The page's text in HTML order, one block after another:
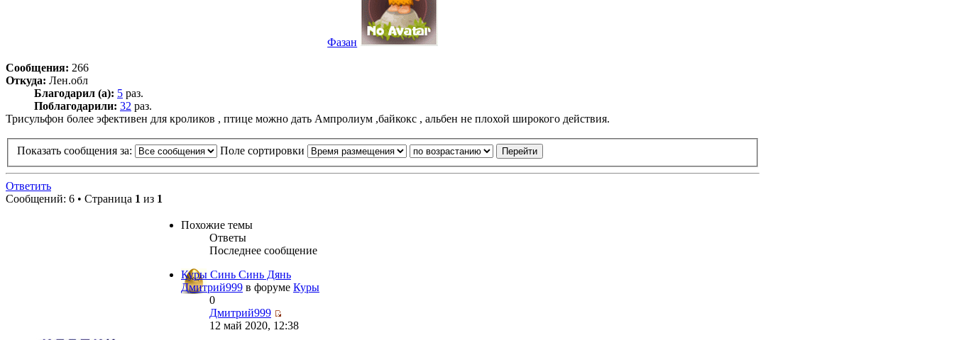
Фазан
Сообщения: 266
Откуда: Лен.обл
Благодарил (а): 5 раз.
Поблагодарили: 32 раз.
Трисульфон более эфективен для кроликов , птице можно дать Ампролиум ,байкокс , альбен не плохой широкого действия.
Показать сообщения за: Поле сортировки
Ответить
Сообщений: 6 • Страница 1 из 1
Похожие темы
Ответы
Последнее сообщение
Куры Синь Синь Дянь
Дмитрий999 в форуме Куры
0
Дмитрий999
12 май 2020, 12:38